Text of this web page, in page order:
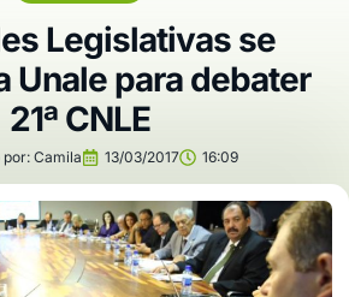
Legislativas se
Unale para debater
21ª CNLE
por:Camila 13/03/2017 16:09